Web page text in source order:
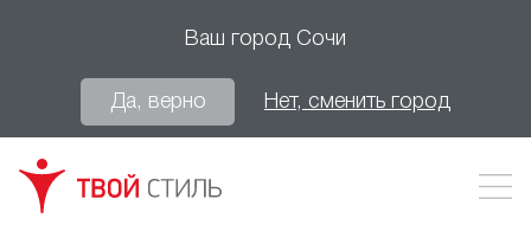
Ваш город Сочи
Да, верно Нет, сменить город